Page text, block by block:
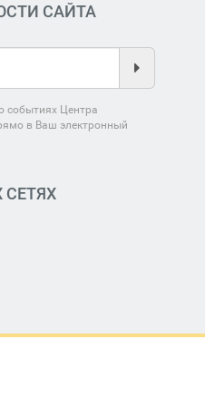
САЙТА
событиях Центра
в Ваш электронный
СЕТЯХ